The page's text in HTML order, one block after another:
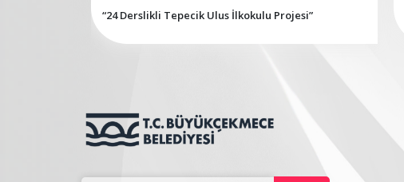
“24 Derslikli Tepecik Ulus İlkokulu Projesi”